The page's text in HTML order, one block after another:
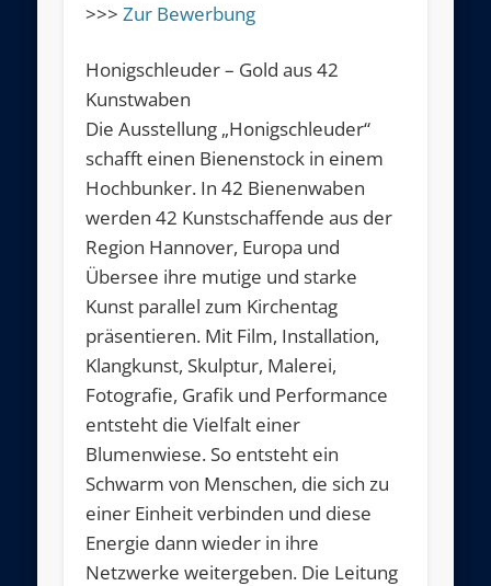
>>>Zur Bewerbung
Honigschleuder – Gold aus 42
Kunstwaben
Die Ausstellung „Honigschleuder“
schafft einen Bienenstock in einem
Hochbunker. In 42 Bienenwaben
werden 42 Kunstschaffende aus der
Region Hannover, Europa und
Übersee ihre mutige und starke
Kunst parallel zum Kirchentag
präsentieren. Mit Film, Installation,
Klangkunst, Skulptur, Malerei,
Fotografie, Grafik und Performance
entsteht die Vielfalt einer
Blumenwiese. So entsteht ein
Schwarm von Menschen, die sich zu
einer Einheit verbinden und diese
Energie dann wieder in ihre
Netzwerke weitergeben. Die Leitung